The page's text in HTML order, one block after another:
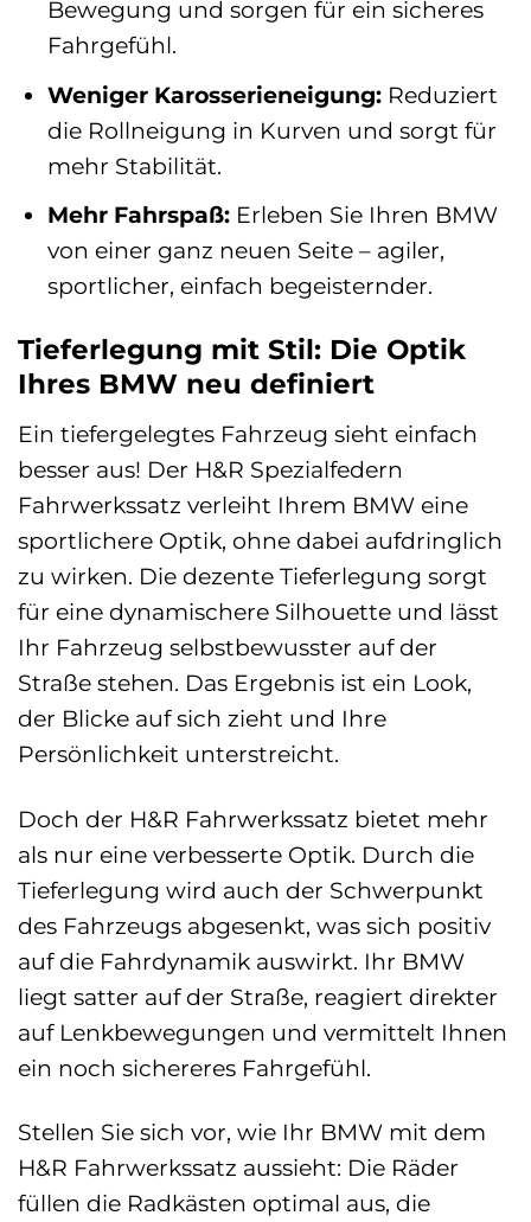
Bewegung und sorgen für ein sicheres
Fahrgefühl.
Weniger Karosserieneigung:Reduziert
die Rollneigung in Kurven und sorgt für
mehr Stabilität.
Mehr Fahrspaß:Erleben Sie Ihren BMW
von einer ganz neuen Seite – agiler,
sportlicher, einfach begeisternder.
Tieferlegung mit Stil: Die Optik
Ihres BMW neu definiert
Ein tiefergelegtes Fahrzeug sieht einfach
besser aus! Der H&R Spezialfedern
Fahrwerkssatz verleiht Ihrem BMW eine
sportlichere Optik, ohne dabei aufdringlich
zu wirken. Die dezente Tieferlegung sorgt
für eine dynamischere Silhouette und lässt
Ihr Fahrzeug selbstbewusster auf der
Straße stehen. Das Ergebnis ist ein Look,
der Blicke auf sich zieht und Ihre
Persönlichkeit unterstreicht.
Doch der H&R Fahrwerkssatz bietet mehr
als nur eine verbesserte Optik. Durch die
Tieferlegung wird auch der Schwerpunkt
des Fahrzeugs abgesenkt, was sich positiv
auf die Fahrdynamik auswirkt. Ihr BMW
liegt satter auf der Straße, reagiert direkter
auf Lenkbewegungen und vermittelt Ihnen
ein noch sichereres Fahrgefühl.
Stellen Sie sich vor, wie Ihr BMW mit dem
H&R Fahrwerkssatz aussieht: Die Räder
füllen die Radkästen optimal aus, die